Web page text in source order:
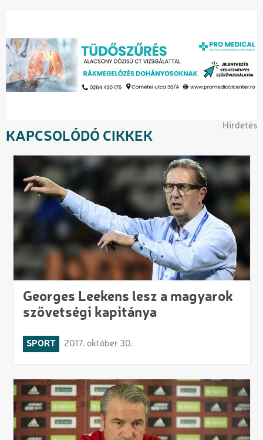
Hirdetés
KAPCSOLÓDÓ CIKKEK
Georges Leekens lesz a magyarok
szövetségi kapitánya
SPORT 2017. október 30.